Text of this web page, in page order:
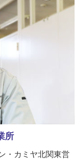
所
・カミヤ北関東営